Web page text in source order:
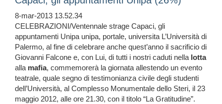
8-mar-2013 13.52.34
CELEBRAZIONI/Ventennale strage Capaci, gli
appuntamenti Unipa unipa, portale, universita L’Università di
Palermo, al fine di celebrare anche quest’anno il sacrificio di
Giovanni Falcone e, con Lui, di tutti i nostri caduti nella lotta
alla mafia, commemorerà la giornata allestendo un evento
teatrale, quale segno di testimonianza civile degli studenti
dell’Università, al Complesso Monumentale dello Steri, il 23
maggio 2012, alle ore 21.30, con il titolo “La Gratitudine”.